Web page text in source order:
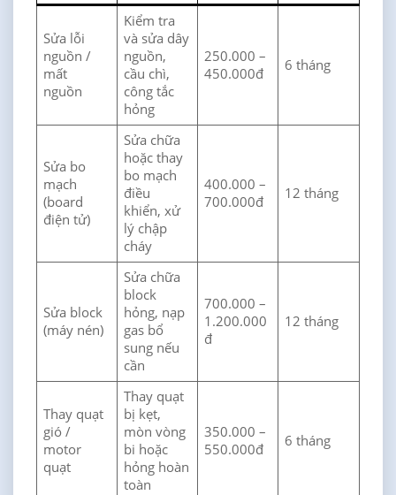
Sửa lỗi
nguồn /
mất
nguồn
Kiểm tra
và sửa dây
nguồn,
cầu chì,
công tắc
hỏng
250.000 –
450.000đ
6 tháng
Sửa bo
mạch
(board
điện tử)
Sửa chữa
hoặc thay
bo mạch
điều
khiển, xử
lý chập
cháy
400.000 –
700.000đ
12 tháng
Sửa block
(máy nén)
Sửa chữa
block
hỏng, nạp
gas bổ
sung nếu
cần
700.000 –
1.200.000
đ
12 tháng
Thay quạt
gió /
motor
quạt
Thay quạt
bị kẹt,
mòn vòng
bi hoặc
hỏng hoàn
toàn
350.000 –
550.000đ
6 tháng